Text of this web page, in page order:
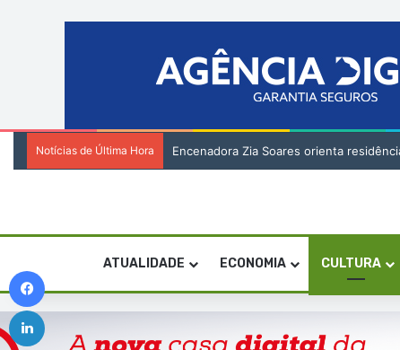
Notícias de Última Hora Encenadora Zia Soares orienta
ATUALIDADE ECONOMIA CULTURA
Linkedin